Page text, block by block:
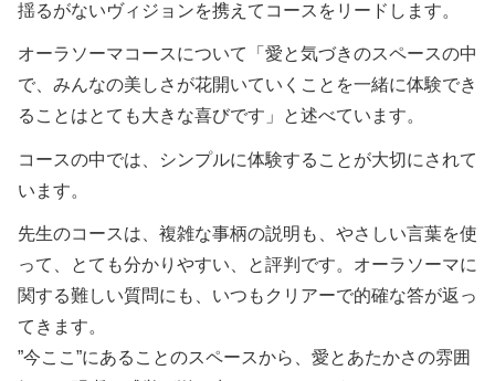
揺るがないヴィジョンを携えてコースをリードします。
オーラソーマコースについて「愛と気づきのスペースの中
で、みんなの美しさが花開いていくことを一緒に体験でき
ることはとても大きな喜びです」と述べています。
コースの中では、シンプルに体験することが大切にされて
います。
先生のコースは、複雑な事柄の説明も、やさしい言葉を使
って、とても分かりやすい、と評判です。オーラソーマに
関する難しい質問にも、いつもクリアーで的確な答が返っ
てきます。
”今ここ”にあることのスペースから、愛とあたかさの雰囲